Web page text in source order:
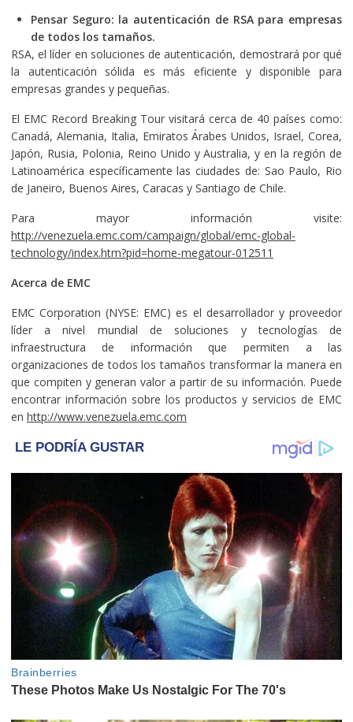
Pensar Seguro: la autenticación de RSA para empresas
de todos los tamaños.
RSA, el líder en soluciones de autenticación, demostrará por qué
la autenticación sólida es más eficiente y disponible para
empresas grandes y pequeñas.
El EMC Record Breaking Tour visitará cerca de 40 países como:
Canadá, Alemania, Italia, Emiratos Árabes Unidos, Israel, Corea,
Japón, Rusia, Polonia, Reino Unido y Australia, y en la región de
Latinoamérica específicamente las ciudades de: Sao Paulo, Rio
de Janeiro, Buenos Aires, Caracas y Santiago de Chile.
Para mayor información visite:
http://venezuela.emc.com/campaign/global/emc-global-
technology/index.htm?pid=home-megatour-012511
Acerca de EMC
EMC Corporation (NYSE: EMC) es el desarrollador y proveedor
líder a nivel mundial de soluciones y tecnologías de
infraestructura de información que permiten a las
organizaciones de todos los tamaños transformar la manera en
que compiten y generan valor a partir de su información. Puede
encontrar información sobre los productos y servicios de EMC
en http://www.venezuela.emc.com